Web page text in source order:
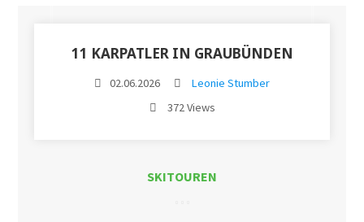
11 KARPATLER IN GRAUBÜNDEN
02.06.2026
Leonie Stumber
372 Views
SKITOUREN